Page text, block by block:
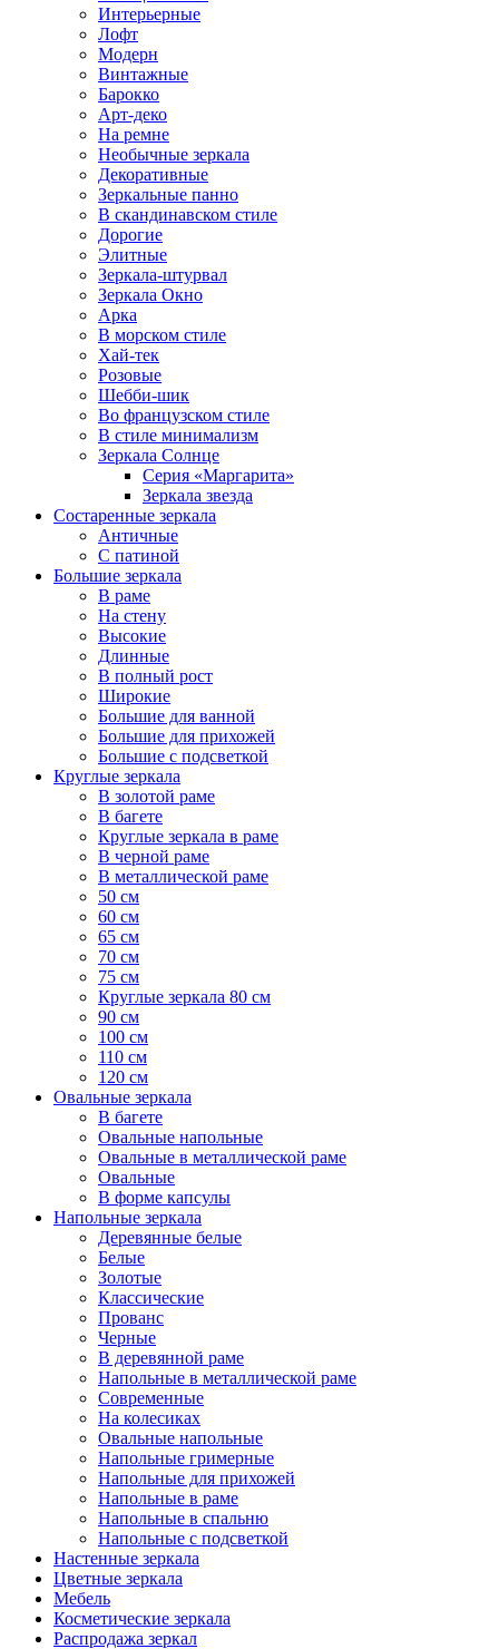
Интерьерные
Лофт
Модерн
Винтажные
Барокко
Арт-деко
На ремне
Необычные зеркала
Декоративные
Зеркальные панно
В скандинавском стиле
Дорогие
Элитные
Зеркала-штурвал
Зеркала Окно
Арка
В морском стиле
Хай-тек
Розовые
Шебби-шик
Во французском стиле
В стиле минимализм
Зеркала Солнце
Серия «Маргарита»
Зеркала звезда
Состаренные зеркала
Античные
С патиной
Большие зеркала
В раме
На стену
Высокие
Длинные
В полный рост
Широкие
Большие для ванной
Большие для прихожей
Большие с подсветкой
Круглые зеркала
В золотой раме
В багете
Круглые зеркала в раме
В черной раме
В металлической раме
50 см
60 см
65 см
70 см
75 см
Круглые зеркала 80 см
90 см
100 см
110 см
120 см
Овальные зеркала
В багете
Овальные напольные
Овальные в металлической раме
Овальные
В форме капсулы
Напольные зеркала
Деревянные белые
Белые
Золотые
Классические
Прованс
Черные
В деревянной раме
Напольные в металлической раме
Современные
На колесиках
Овальные напольные
Напольные гримерные
Напольные для прихожей
Напольные в раме
Напольные в спальню
Напольные с подсветкой
Настенные зеркала
Цветные зеркала
Мебель
Косметические зеркала
Распродажа зеркал